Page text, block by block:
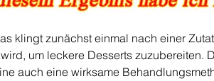
klingt zunächst einmal nach einer
um leckere Desserts zuzubereiten.
auch eine wirksame